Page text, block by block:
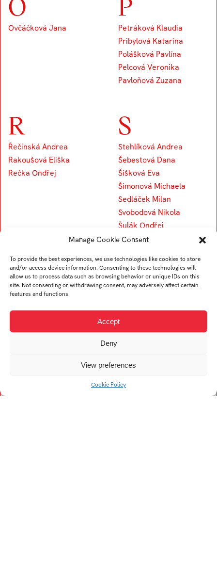
Manage Cookie Consent
To provide the best experiences, we use technologies like cookies to store
and/or access device information. Consenting to these technologies will
allow us to process data such as browsing behavior or unique IDs on this
site. Not consenting or withdrawing consent, may adversely affect certain
features and functions.
Accept
Deny
View preferences
Cookie Policy
Ovčáčková Jana
Petráková Klaudia
Pribylová Katarína
Polášková Pavlína
Pelcová Veronika
Pavloňová Zuzana
R
Řečinská Andrea
Rakoušová Eliška
Rečka Ondřej
S
Stehlíková Andrea
Šebestová Dana
Šišková Eva
Šimonová Michaela
Sedláček Milan
Svobodová Nikola
Šulák Ondřej
Slavíková Helena
Stojar Věra
Sedlářová Viktorie
V